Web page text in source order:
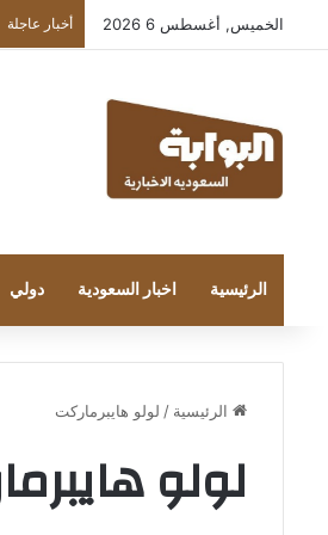
الخميس, أغسطس 6 2026 أخبار عاجلة
الرئيسية اخبار السعودية دولي
الرئيسية / لولو هايبرماركت
لولو